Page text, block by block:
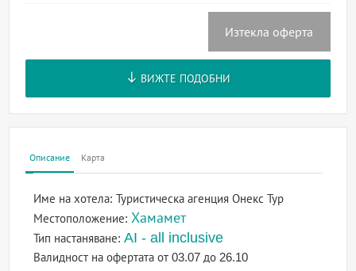
Изтекла оферта
ВИЖТЕ ПОДОБНИ
Описание Карта
Име на хотела:Туристическа агенция Онекс Тур
Местоположение: Хамамет
Тип настаняване:AI - all inclusive
Валидност на офертатаот 03.07 до 26.10